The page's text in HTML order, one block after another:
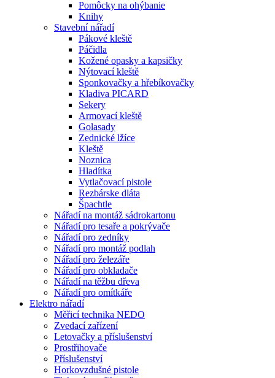
Pomôcky na ohýbanie
Knihy
Stavební nářadí
Pákové kleště
Páčidla
Kožené opasky a kapsičky
Nýtovací kleště
Sponkovačky a hřebíkovačky
Kladiva PICARD
Sekery
Armovací kleště
Golasady
Zednické lžíce
Kleště
Noznica
Hladítka
Vytlačovací pistole
Rezbárske dláta
Špachtle
Nářadí na montáž sádrokartonu
Nářadí pro tesaře a pokrývače
Nářadí pro zedníky
Nářadí pro montáž podlah
Nářadí pro železáře
Nářadí pro obkladače
Nářadí na těžbu dřeva
Nářadí pro omítkáře
Elektro nářadí
Měřicí technika NEDO
Zvedací zařízení
Letovačky a příslušenství
Prostřihovače
Příslušenství
Horkovzdušné pistole